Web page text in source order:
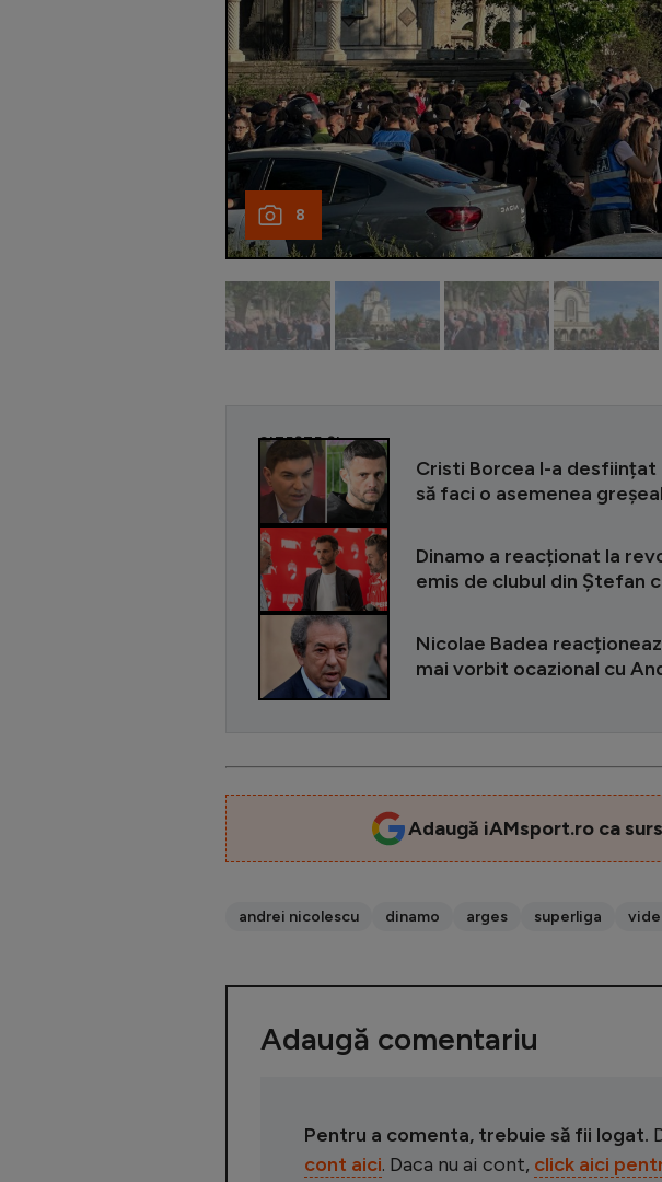
8
CITEȘTE ȘI
Cristi Borcea l-a desființat
să faci o asemenea
Dinamo a reacționat la
emis de clubul din Ștefan
Nicolae Badea
mai vorbit ocazional cu
Adaugă iAMsport.ro ca
andrei nicolescu dinamo arges superliga
Adaugă comentariu
Pentru a comenta, trebuie să fii logat.
cont aici. Daca nu ai cont, click aici